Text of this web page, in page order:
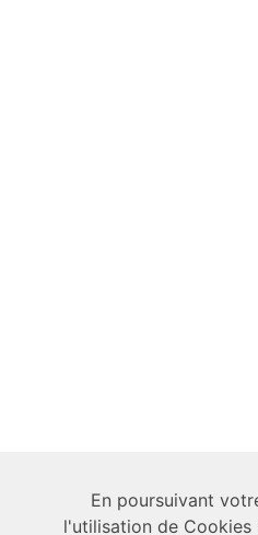
En poursuivant
l'utilisation de